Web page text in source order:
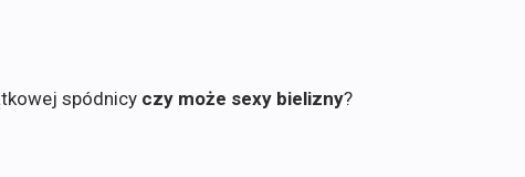
spódnicy czy może sexy bielizny?